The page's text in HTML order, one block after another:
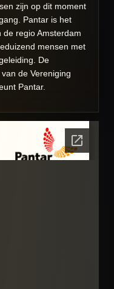
zijn op dit moment
Pantar is het
regio Amsterdam
mensen met
De
de Vereniging
Pantar.